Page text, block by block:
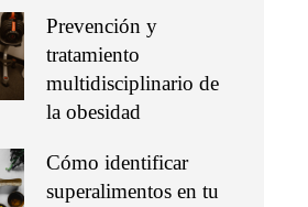
Prevención y
tratamiento
multidisciplinario de
la obesidad
Cómo identificar
superalimentos en tu